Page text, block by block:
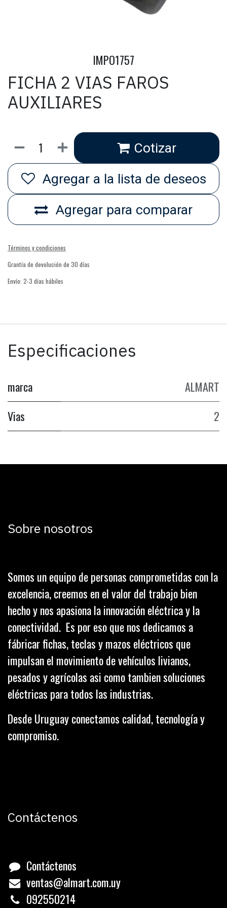
IMPO1757
FICHA 2 VIAS FAROS
AUXILIARES
Cotizar
Agregar para comparar
Agregar a la lista de deseos
Términos y condiciones
Grantía de devolución de 30 días
Envío: 2-3 días hábiles
Especificaciones
marca
ALMART
Vias
2
Sobre nosotros
Somos un equipo de personas comprometidas con la
excelencia, creemos en el valor del trabajo bien
hecho y nos apasiona la innovación eléctrica y la
conectividad. Es por eso que nos dedicamos a
fábricar fichas, teclas y mazos eléctricos que
impulsan el movimiento de vehículos livianos,
pesados y agrícolas asi como tambien soluciones
eléctricas para todos las industrias.
Desde Uruguay conectamos calidad, tecnología y
compromiso.
Contáctenos
Contáctenos
ventas@almart.com.uy
092550214